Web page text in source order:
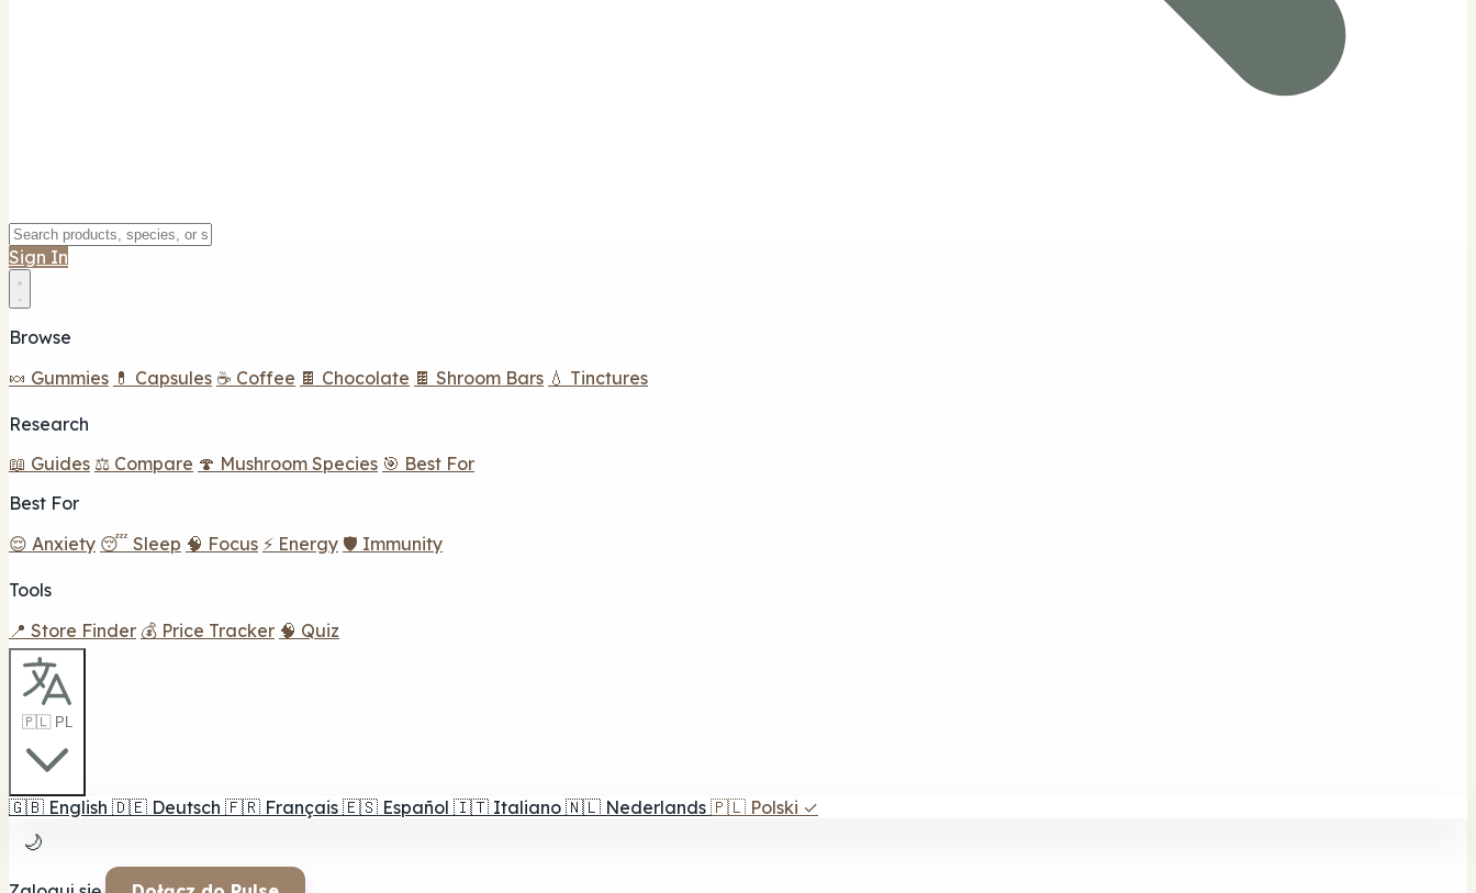
Sign In
Browse
🍬 Gummies 💊 Capsules ☕ Coffee 🍫 Chocolate 🍫 Shroom Bars 💧 Tinctures
Research
📖 Guides ⚖️ Compare 🍄 Mushroom Species 🎯 Best For
Best For
😌 Anxiety 😴 Sleep 🧠 Focus ⚡ Energy 🛡️ Immunity
Tools
📍 Store Finder 💰 Price Tracker 🧠 Quiz
🇵🇱 PL
🇬🇧 English 🇩🇪 Deutsch 🇫🇷 Français 🇪🇸 Español 🇮🇹 Italiano 🇳🇱 Nederlands 🇵🇱 Polski ✓
🌙